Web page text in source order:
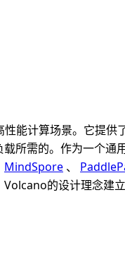
能计算场景。它提
所需的。作为一个通
MindSpore 、
的设计理念建